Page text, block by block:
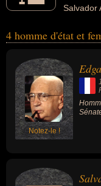
Salvador
les domaines de la
politique, ministre,
nationalités au moment
francais, chilien ou
4 homme d'état et
Notez-le !